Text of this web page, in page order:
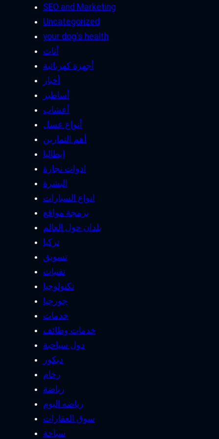
SEO and Marketing
Uncategorized
your dog's health
أثاث
أجهزة كهربائية
أخبار
أساطير
أعشاب
أنواع عسل
أهم التمارين
إيطاليا
ادوات نجارة
البشرة
انواع السيارات
برمجة مواقع
بلدان حول العالم
تركيا
تسويق
تقنيات
تكنولوجيا
جورجيا
خدمات
خدمات وظائف
دول سياحية
ديكور
رخام
رياضة
رياضه اليوم
سوق العقارات
سياحة